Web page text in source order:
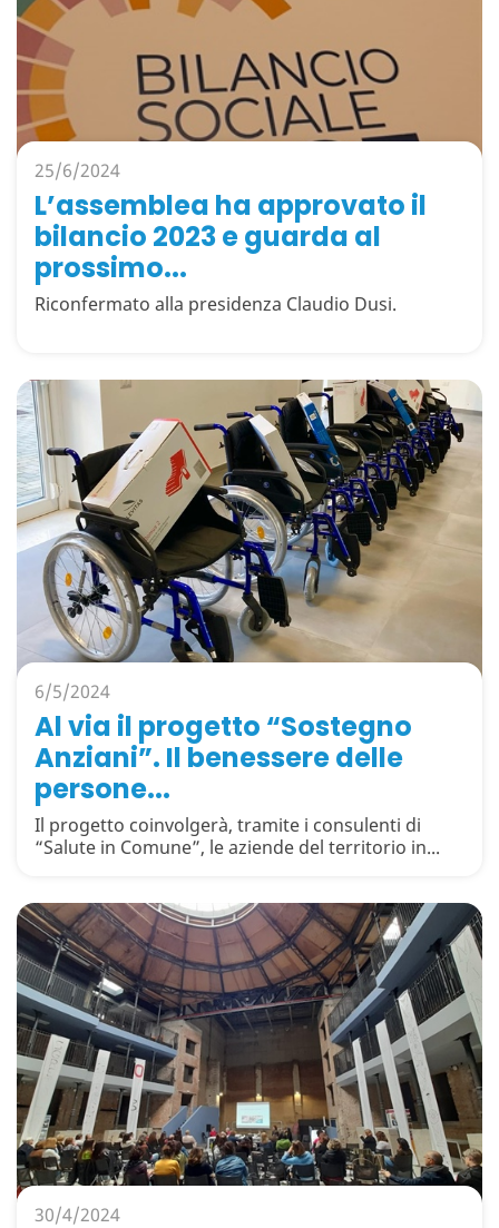
25/6/2024
L’assemblea ha approvato il
bilancio 2023 e guarda al
prossimo...
Riconfermato alla presidenza Claudio Dusi.
6/5/2024
Al via il progetto “Sostegno
Anziani”. Il benessere delle
persone...
Il progetto coinvolgerà, tramite i consulenti di
“Salute in Comune”, le aziende del territorio in...
30/4/2024